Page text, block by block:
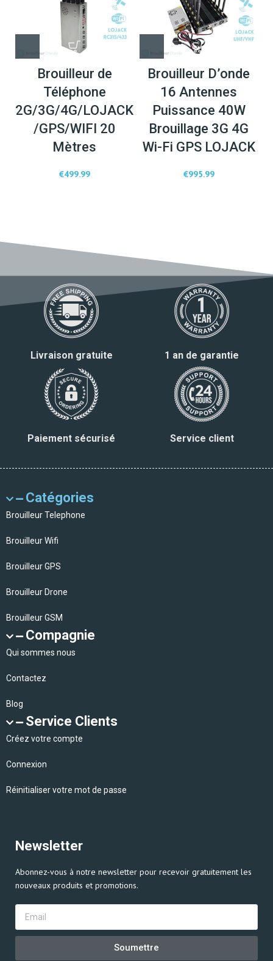
Brouilleur de
Téléphone
2G/3G/4G/LOJACK
/GPS/WIFI 20
Mètres
€499.99
Brouilleur D’onde
16 Antennes
Puissance 40W
Brouillage 3G 4G
Wi-Fi GPS LOJACK
€995.99
Livraison gratuite 1 an de garantie
Paiement sécurisé Service client
Catégories
Brouilleur Telephone
Brouilleur Wifi
Brouilleur GPS
Brouilleur Drone
Brouilleur GSM
Compagnie
Qui sommes nous
Contactez
Blog
Service Clients
Créez votre compte
Connexion
Réinitialiser votre mot de passe
Newsletter
Abonnez-vous à notre newsletter pour recevoir gratuitement les
nouveaux produits et promotions.
Soumettre